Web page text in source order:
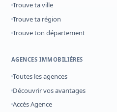
Trouve ta ville
Trouve ta région
Trouve ton département
AGENCES IMMOBILIÈRES
Toutes les agences
Découvrir vos avantages
Accès Agence